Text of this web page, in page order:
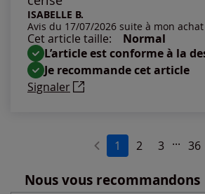
ISABELLE B.
Avis du 17/07/2026 suite à mon
Cet article taille:
Normal
L’article est conforme à la
Je recommande cet article
Signaler
1 2 3 ... 36
Nous vous recommandons